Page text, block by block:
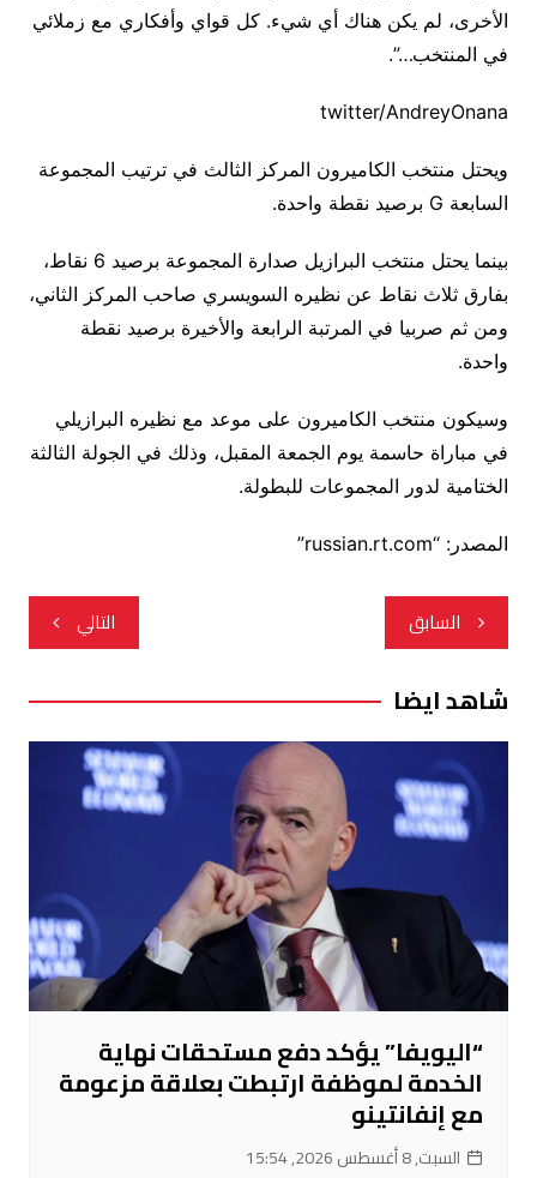
الأخرى، لم يكن هناك أي شيء. كل قواي وأفكاري مع زملائي
في المنتخب…”.
twitter/AndreyOnana
ويحتل منتخب الكاميرون المركز الثالث في ترتيب المجموعة
السابعة G برصيد نقطة واحدة.
بينما يحتل منتخب البرازيل صدارة المجموعة برصيد 6 نقاط،
بفارق ثلاث نقاط عن نظيره السويسري صاحب المركز الثاني،
ومن ثم صربيا في المرتبة الرابعة والأخيرة برصيد نقطة
واحدة.
وسيكون منتخب الكاميرون على موعد مع نظيره البرازيلي
في مباراة حاسمة يوم الجمعة المقبل، وذلك في الجولة الثالثة
الختامية لدور المجموعات للبطولة.
المصدر: “russian.rt.com”
تصفّح
المقالات
السابق التالي
شاهد ايضا
“اليويفا” يؤكد دفع مستحقات نهاية
الخدمة لموظفة ارتبطت بعلاقة مزعومة
مع إنفانتينو
السبت, 8 أغسطس 2026, 15:54